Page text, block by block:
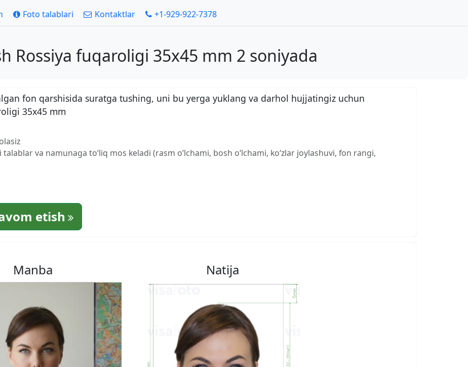
Foto talablari Kontaktlar +1-929-922-7378
Rossiya fuqaroligi 35x45 mm 2 soniyada
fon qarshisida suratga tushing, uni bu yerga yuklang va darhol hujjatingiz uchun
35x45 mm
va namunaga to‘liq mos keladi (rasm o‘lchami, bosh o‘lchami, ko‘zlar joylashuvi, fon rangi,
etish
Manba Natija